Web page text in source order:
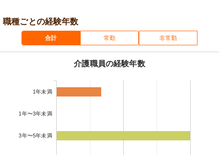
職種ごとの経験年数
合計 常勤 非常勤
介護職員の経験年数
1年未満
1年〜3年未満
3年〜5年未満